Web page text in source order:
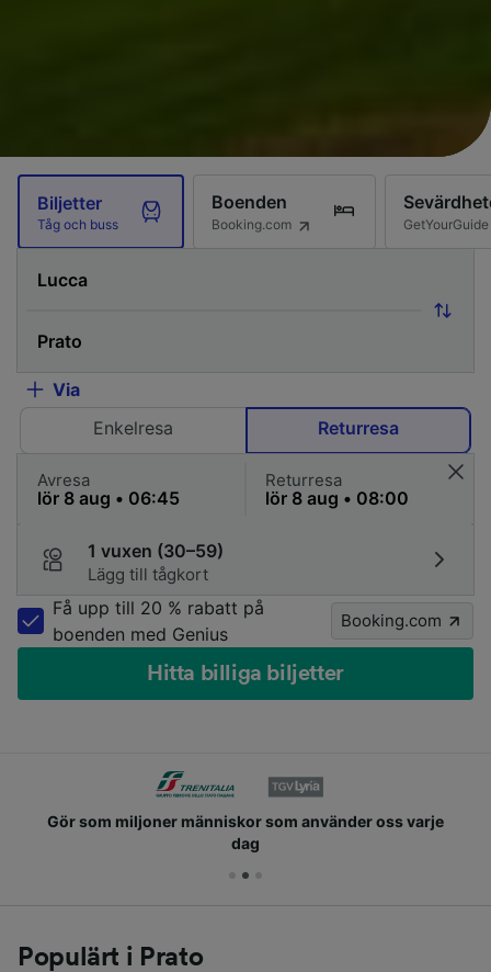
Biljetter
Tåg och buss
Boenden
Booking.com GetYourGuide
Via
Enkelresa
Returresa
Avresa Returresa
1 vuxen (30–59)
Lägg till tågkort
Få upp till 20 % rabatt på
boenden med Genius
Booking.com
Hitta billiga biljetter
Gör som miljoner människor som använder oss varje
dag
Populärt i Prato